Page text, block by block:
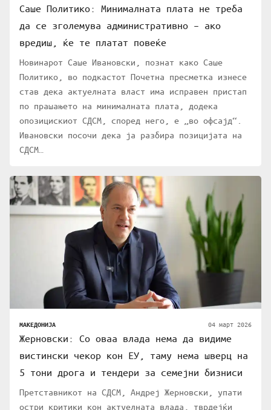
Саше Политико: Минималната плата не треба
да се зголемува административно – ако
вредиш, ќе те платат повеќе
Новинарот Саше Ивановски, познат како Саше
Политико, во подкастот Почетна пресметка изнесе
став дека актуелната власт има исправен пристап
по прашањето на минималната плата, додека
опозицискиот СДСМ, според него, е „во офсајд“.
Ивановски посочи дека ја разбира позицијата на
СДСМ…
МАКЕДОНИЈА 04 март 2026
Жерновски: Со оваа влада нема да видиме
вистински чекор кон ЕУ, таму нема шверц на
5 тони дрога и тендери за семејни бизниси
Претставникот на СДСМ, Андреј Жерновски, упати
остри критики кон актуелната влада, тврдејќи